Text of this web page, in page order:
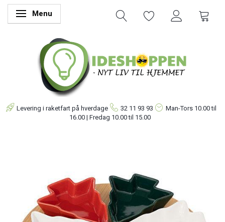
Skifte navigation
Menu
Levering i raketfart på hverdage 32 11 93 93 Man-Tors 10.00 til
16.00 | Fredag 10.00 til 15.00